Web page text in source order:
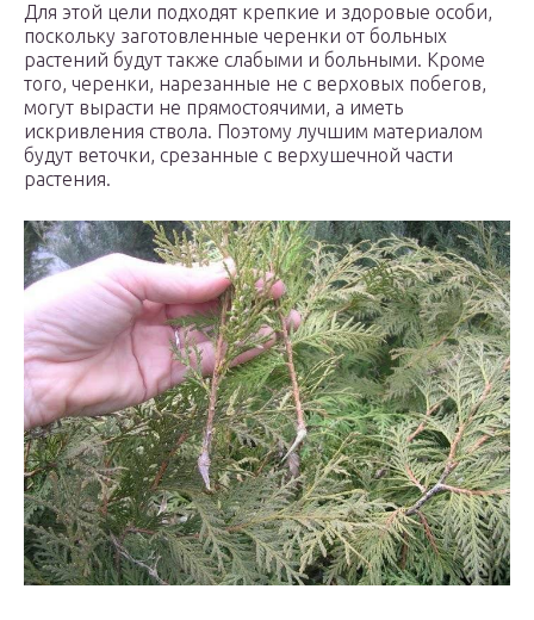
Для этой цели подходят крепкие и здоровые особи,
поскольку заготовленные черенки от больных
растений будут также слабыми и больными. Кроме
того, черенки, нарезанные не с верховых побегов,
могут вырасти не прямостоячими, а иметь
искривления ствола. Поэтому лучшим материалом
будут веточки, срезанные с верхушечной части
растения.